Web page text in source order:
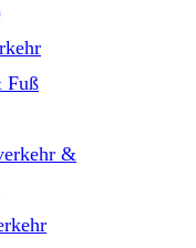
Fuß
&